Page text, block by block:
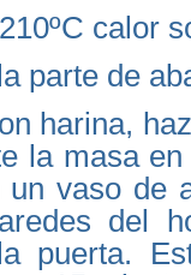
calor
parte de
harina,
la masa
vaso de
del
puerta.